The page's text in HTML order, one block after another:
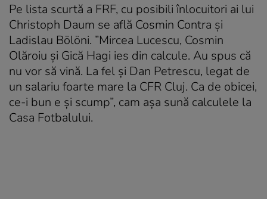
Pe lista scurtă a FRF, cu posibili înlocuitori ai lui
Christoph Daum se află Cosmin Contra și
Ladislau Bölöni. ”Mircea Lucescu, Cosmin
Olăroiu și Gică Hagi ies din calcule. Au spus că
nu vor să vină. La fel și Dan Petrescu, legat de
un salariu foarte mare la CFR Cluj. Ca de obicei,
ce-i bun e și scump”, cam așa sună calculele la
Casa Fotbalului.